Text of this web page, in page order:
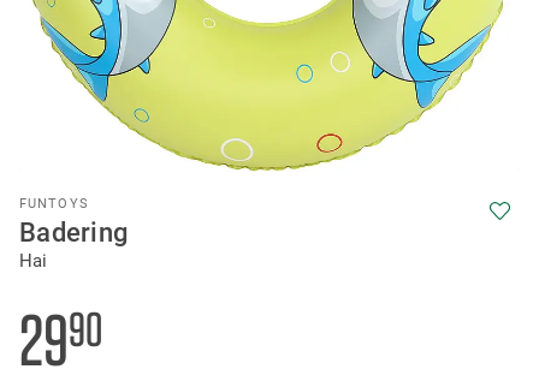
FUNTOYS
Badering
Hai
2990
to
the
beginning
the
images
gallery